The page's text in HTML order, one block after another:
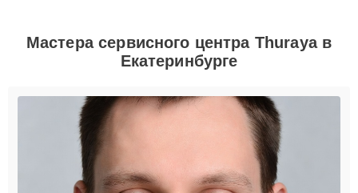
Мастера сервисного центра Thuraya в
Екатеринбурге